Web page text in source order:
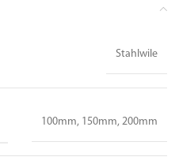
Stahlwile
100mm, 150mm, 200mm